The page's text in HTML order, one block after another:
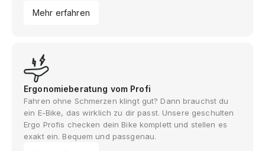
Mehr erfahren
Ergonomieberatung vom Profi
Fahren ohne Schmerzen klingt gut? Dann brauchst du
ein E-Bike, das wirklich zu dir passt. Unsere geschulten
Ergo Profis checken dein Bike komplett und stellen es
exakt ein. Bequem und passgenau.